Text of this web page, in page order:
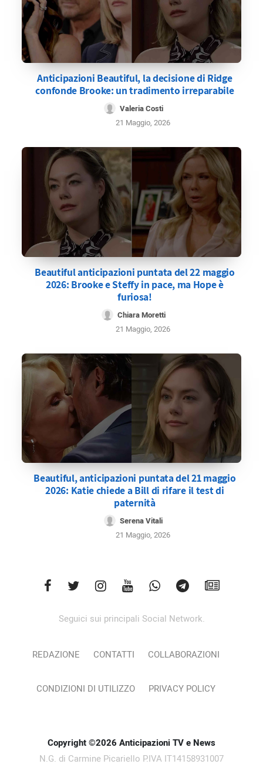
Anticipazioni Beautiful, la decisione di Ridge
confonde Brooke: un tradimento irreparabile
Valeria Costi
21 Maggio, 2026
Beautiful anticipazioni puntata del 22 maggio
2026: Brooke e Steffy in pace, ma Hope è
furiosa!
Chiara Moretti
21 Maggio, 2026
Beautiful, anticipazioni puntata del 21 maggio
2026: Katie chiede a Bill di rifare il test di
paternità
Serena Vitali
21 Maggio, 2026
Seguici sui principali Social Network.
REDAZIONE CONTATTI COLLABORAZIONI
CONDIZIONI DI UTILIZZO PRIVACY POLICY
Copyright ©2026 Anticipazioni TV e News
N.G. di Carmine Picariello P.IVA IT14158931007